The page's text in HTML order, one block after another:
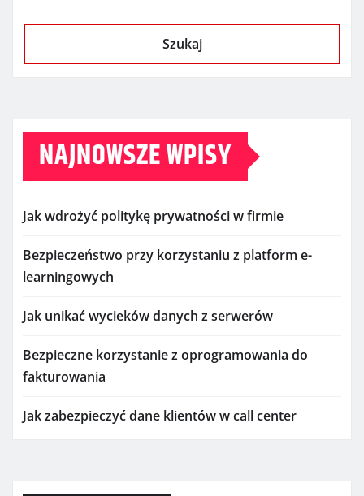
Szukaj
NAJNOWSZE WPISY
Jak wdrożyć politykę prywatności w firmie
Bezpieczeństwo przy korzystaniu z platform e-
learningowych
Jak unikać wycieków danych z serwerów
Bezpieczne korzystanie z oprogramowania do
fakturowania
Jak zabezpieczyć dane klientów w call center